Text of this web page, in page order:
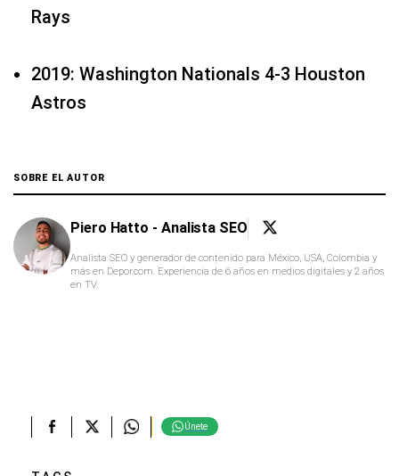
Rays
2019: Washington Nationals 4-3 Houston
Astros
SOBRE EL AUTOR
Piero Hatto - Analista SEO
Analista SEO y generador de contenido para México, USA, Colombia y
más en Depor.com. Experiencia de 6 años en medios digitales y 2 años
en TV.
Únete